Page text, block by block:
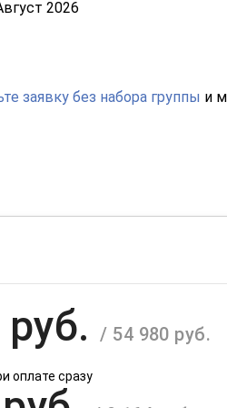
2026
заявку без набора группы и
руб./ 54 980 руб.
оплате сразу